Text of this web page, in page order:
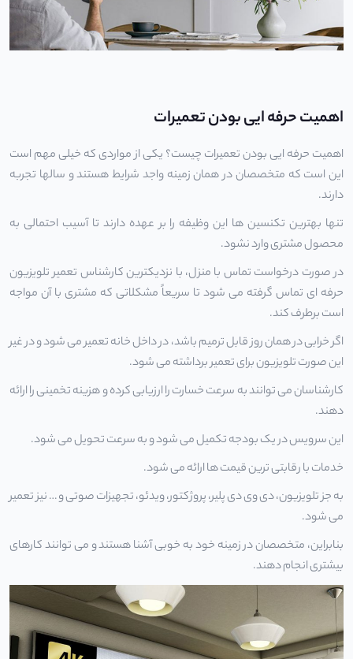
اهمیت حرفه ایی بودن تعمیرات
اهمیت حرفه ایی بودن تعمیرات چیست؟ یکی از مواردی که خیلی مهم است
این است که متخصصان در همان زمینه واجد شرایط هستند و سالها تجربه
دارند.
تنها بهترین تکنسین ها این وظیفه را بر عهده دارند تا آسیب احتمالی به
محصول مشتری وارد نشود.
در صورت درخواست تماس با منزل، با نزدیکترین کارشناس تعمیر تلویزیون
حرفه ای تماس گرفته می شود تا سریعاً مشکلاتی که مشتری با آن مواجه
است برطرف کند.
اگر خرابی در همان روز قابل ترمیم باشد، در داخل خانه تعمیر می شود و در غیر
این صورت تلویزیون برای تعمیر برداشته می شود.
کارشناسان می توانند به سرعت خسارت را ارزیابی کرده و هزینه تخمینی را ارائه
دهند.
این سرویس در یک بودجه تکمیل می شود و به سرعت تحویل می شود.
خدمات با رقابتی ترین قیمت ها ارائه می شود.
به جز تلویزیون، دی وی دی پلیر، پروژکتور، ویدئو، تجهیزات صوتی و … نیز تعمیر
می شود.
بنابراین، متخصصان در زمینه خود به خوبی آشنا هستند و می توانند کارهای
بیشتری انجام دهند.